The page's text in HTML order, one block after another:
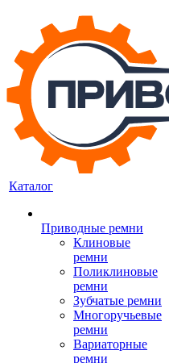
Каталог
Приводные ремни
Клиновые
ремни
Поликлиновые
ремни
Зубчатые ремни
Многоручьевые
ремни
Вариаторные
ремни